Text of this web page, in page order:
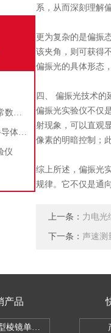
PN结物理特性（玻尔兹曼常数测定仪）
CC-TS温度传感器测试及半导体致冷控温实验仪
仪
系，从而深刻理解
更为复杂的是偏振
该夹角，则可获得
偏振光的具体形态
四、 偏振光技术的
偏振光实验仪不仅
射现象，可以直观
像素的明暗控制；
综上所述，偏振光
规律。它不仅是通
上一条： 力电光
下一条： 声速测
产品
棱镜单色仪